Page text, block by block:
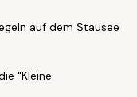
auf dem Stausee
"Kleine